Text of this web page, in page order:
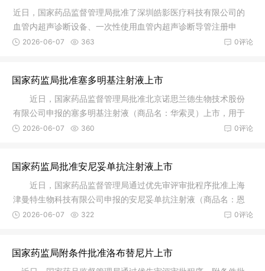
近日，国家药品监督管理局批准了深圳皓影医疗科技有限公司的
血管内超声诊断设备、一次性使用血管内超声诊断导管注册申
请。血管内
0评论
2026-06-07 363
国家药监局批准塞多明基注射液上市
近日，国家药品监督管理局批准北京诺思兰德生物技术股份
有限公司申报的塞多明基注射液（商品名：华索灵）上市，用于
治疗不适
0评论
2026-06-07 360
国家药监局批准安尼妥单抗注射液上市
近日，国家药品监督管理局通过优先审评审批程序批准上海
津曼特生物科技有限公司申报的安尼妥单抗注射液（商品名：恩
尼妥）上
0评论
2026-06-07 322
国家药监局附条件批准洛布替尼片上市